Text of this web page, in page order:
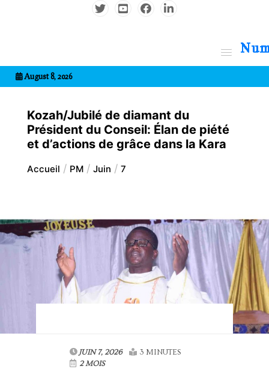
August 8, 2026
Kozah/Jubilé de diamant du
Président du Conseil: Élan de piété
et d’actions de grâce dans la Kara
Accueil PM Juin 7
JUIN 7, 2026
3 MINUTES
2 MOIS